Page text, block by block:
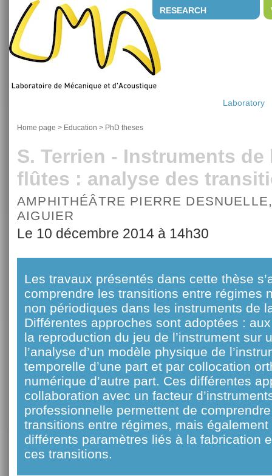
RESEARCH
Laboratory
Home page > Education > PhD theses
S. Terrien - Instruments
flûtes : analyse des
AMPHITHÉÂTRE PIERRE
AIGUIER
Le 10 décembre 2014 à 14h30
Les travaux présentés dans cette thèse
comprendre les transitions entre régimes
non périodiques dans les instruments de
Différentes approches sont adoptées :
la reproduction du jeu de l’instrument sur
l’analyse d’un modèle physique de
temporelle d’une part et par collocation
numérique d’autre part. Ces différentes
collaboration avec un facteur
professionnelle permettent de
transitions entre régimes, mais également
différents paramètres liés à la fabrication
ces transitions.